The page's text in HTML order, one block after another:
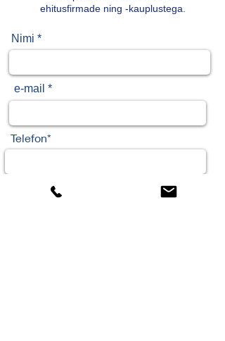
ehitusfirmade ning -kauplustega.
Nimi *
e-mail *
Telefon*
Jäta meile teade